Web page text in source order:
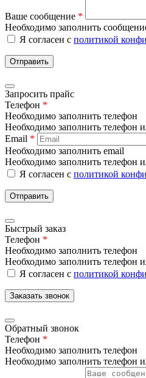
Ваше сообщение *
Необходимо заполнить
Я согласен с политикой
Отправить
Запросить прайс
Телефон *
Необходимо заполнить телефон
Необходимо заполнить телефон
Email *
Необходимо заполнить email
Необходимо заполнить телефон
Я согласен с политикой
Отправить
Быстрый заказ
Телефон *
Необходимо заполнить телефон
Необходимо заполнить телефон
Я согласен с политикой
Заказать звонок
Обратный звонок
Телефон *
Необходимо заполнить телефон
Необходимо заполнить телефон